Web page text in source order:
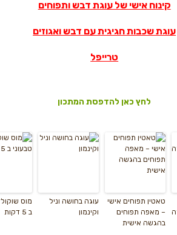
קינוח אישי של עוגת דבש ותפוחים
עוגת שכבות חגיגית עם דבש ואגוזים
טרייפל
לחץ כאן להדפסת המתכון
טאטין תפוחים אישי
– מאפה תפוחים
בהגשה אישית
עוגה בחושה וניל
וקינמון
מוס
ב 5 דקות